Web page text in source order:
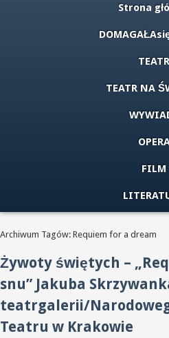
Strona
TEATR
TEATR NA
FILM
Archiwum Tagów: Requiem for a dream
Żywoty świętych –
snu” Jakuba
teatrgalerii/
Teatru w Krakowie